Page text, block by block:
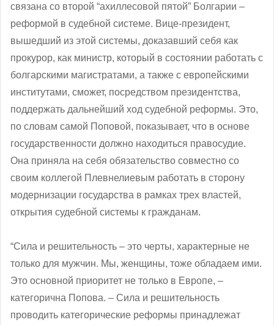
связана со второй “ахиллесовой пятой” Болгарии –
реформой в судебной системе. Вице-президент,
вышедший из этой системы, доказавший себя как
прокурор, как министр, который в состоянии работать с
болгарскими магистратами, а также с европейскими
институтами, сможет, посредством президентства,
поддержать дальнейший ход судебной реформы. Это,
по словам самой Поповой, показывает, что в основе
государственности должно находиться правосудие.
Она приняла на себя обязательство совместно со
своим коллегой Плевнелиевым работать в сторону
модернизации государства в рамках трех властей,
открытия судебной системы к гражданам.
“Сила и решительность – это черты, характерные не
только для мужчин. Мы, женщины, тоже обладаем ими.
Это основной приоритет не только в Европе, –
категорична Попова. – Сила и решительность
проводить категорические реформы принадлежат